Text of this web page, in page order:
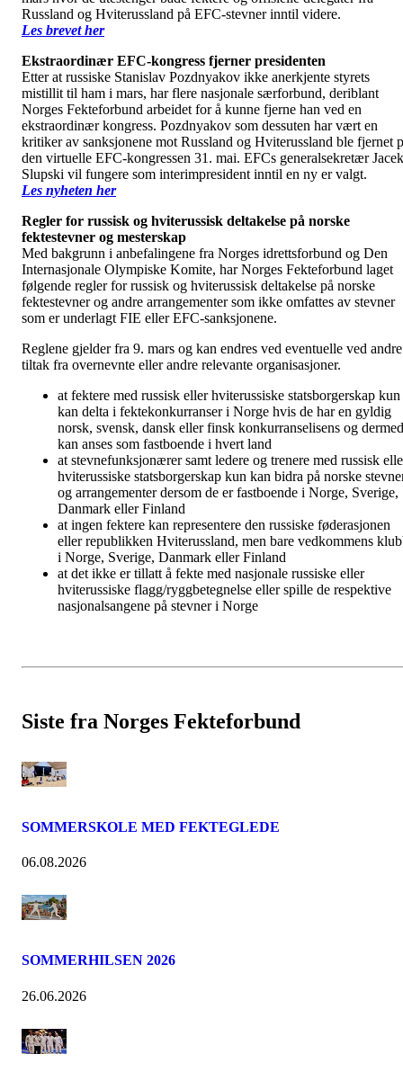
Russland og Hviterussland på EFC-stevner inntil videre.
Les brevet her
Ekstraordinær EFC-kongress fjerner presidenten
Etter at russiske Stanislav Pozdnyakov ikke anerkjente styrets
mistillit til ham i mars, har flere nasjonale særforbund, deriblant
Norges Fekteforbund arbeidet for å kunne fjerne han ved en
ekstraordinær kongress. Pozdnyakov som dessuten har vært en
kritiker av sanksjonene mot Russland og Hviterussland ble fjernet
den virtuelle EFC-kongressen 31. mai. EFCs generalsekretær Jacek
Slupski vil fungere som interimpresident inntil en ny er valgt.
Les nyheten her
Regler for russisk og hviterussisk deltakelse på norske
fektestevner og mesterskap
Med bakgrunn i anbefalingene fra Norges idrettsforbund og Den
Internasjonale Olympiske Komite, har Norges Fekteforbund laget
følgende regler for russisk og hviterussisk deltakelse på norske
fektestevner og andre arrangementer som ikke omfattes av stevner
som er underlagt FIE eller EFC-sanksjonene.
Reglene gjelder fra 9. mars og kan endres ved eventuelle ved andre
tiltak fra overnevnte eller andre relevante organisasjoner.
at fektere med russisk eller hviterussiske statsborgerskap kun
kan delta i fektekonkurranser i Norge hvis de har en gyldig
norsk, svensk, dansk eller finsk konkurranselisens og dermed
kan anses som fastboende i hvert land
at stevnefunksjonærer samt ledere og trenere med russisk
hviterussiske statsborgerskap kun kan bidra på norske
og arrangementer dersom de er fastboende i Norge, Sverige,
Danmark eller Finland
at ingen fektere kan representere den russiske føderasjonen
eller republikken Hviterussland, men bare vedkommens
i Norge, Sverige, Danmark eller Finland
at det ikke er tillatt å fekte med nasjonale russiske eller
hviterussiske flagg/ryggbetegnelse eller spille de respektive
nasjonalsangene på stevner i Norge
Siste fra Norges Fekteforbund
SOMMERSKOLE MED FEKTEGLEDE
06.08.2026
SOMMERHILSEN 2026
26.06.2026